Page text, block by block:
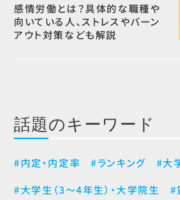
感情労働とは？具体的な職種や
向いている人、ストレスやバーン
アウト対策なども解説
話題のキーワード
#内定・内定率 #ランキング
#大
#大学生（3～4年生）・大学院生
#